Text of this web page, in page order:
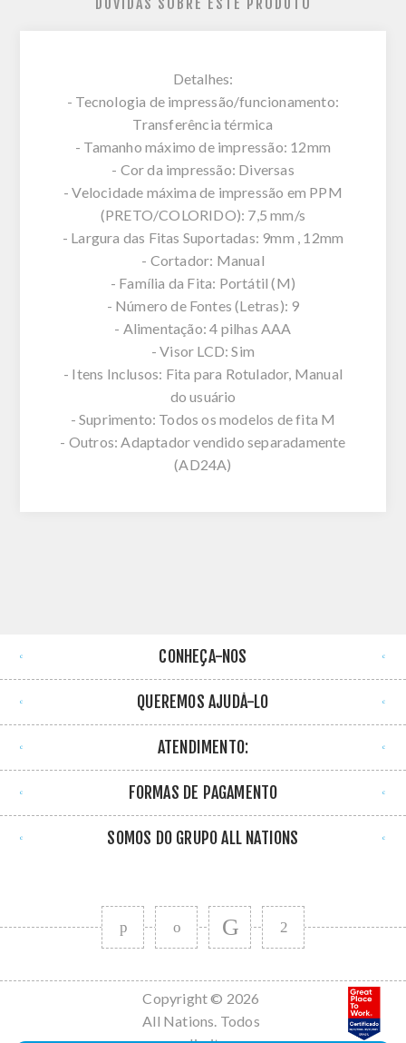
Detalhes:
- Tecnologia de impressão/funcionamento:
Transferência térmica
- Tamanho máximo de impressão: 12mm
- Cor da impressão: Diversas
- Velocidade máxima de impressão em PPM
(PRETO/COLORIDO): 7,5 mm/s
- Largura das Fitas Suportadas: 9mm , 12mm
- Cortador: Manual
- Família da Fita: Portátil (M)
- Número de Fontes (Letras): 9
- Alimentação: 4 pilhas AAA
- Visor LCD: Sim
- Itens Inclusos: Fita para Rotulador, Manual
do usuário
- Suprimento: Todos os modelos de fita M
- Outros: Adaptador vendido separadamente
(AD24A)
CONHEÇA-NOS
QUEREMOS AJUDÁ-LO
ATENDIMENTO:
FORMAS DE PAGAMENTO
SOMOS DO GRUPO ALL NATIONS
Copyright © 2026
All Nations. Todos